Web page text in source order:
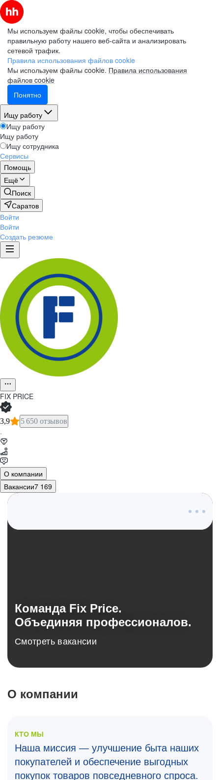
Мы используем файлы cookie, чтобы обеспечивать
правильную работу нашего веб-сайта и анализировать
сетевой трафик.
Правила использования файлов cookie
Мы используем файлы cookie. Правила использования
файлов cookie
Понятно
Ищу работу
Ищу работу
Ищу работу
Ищу сотрудника
Сервисы
Помощь
Ещё
Поиск
Саратов
Войти
Войти
Создать резюме
FIX PRICE
3,9 5 650 отзывов
·
О компании
Вакансии7 169
Команда Fix Price.
Объединяя профессионалов.
Смотреть вакансии
О компании
КТО МЫ
Наша миссия — улучшение быта наших
покупателей и обеспечение выгодных
покупок товаров повседневного спроса.